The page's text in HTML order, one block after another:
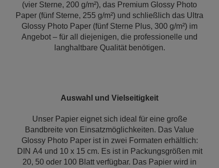
(vier Sterne, 200 g/m²), das Premium Glossy Photo
Paper (fünf Sterne, 255 g/m²) und schließlich das Ultra
Glossy Photo Paper (fünf Sterne Plus, 300 g/m²) im
Angebot – für all diejenigen, die professionelle und
langhaltbare Qualität benötigen.
Auswahl und Vielseitigkeit
Unser Papier eignet sich ideal für eine große
Bandbreite von Einsatzmöglichkeiten. Das Value
Glossy Photo Paper ist in zwei Formaten erhältlich:
DIN A4 und 10 x 15 cm. Es ist in Packungsgrößen mit
20, 50 oder 100 Blatt verfügbar. Das Papier wird in